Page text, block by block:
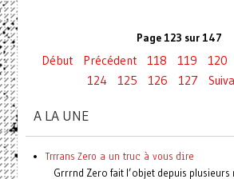
Page 123 sur 147
Début Précédent 118 119 120
124
125 126 127
A LA UNE
Trrrans Zero a un truc à vous dire
Grrrnd Zero fait l’objet depuis plusieurs